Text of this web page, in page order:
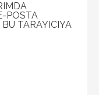
POSTA
TARAYICIYA